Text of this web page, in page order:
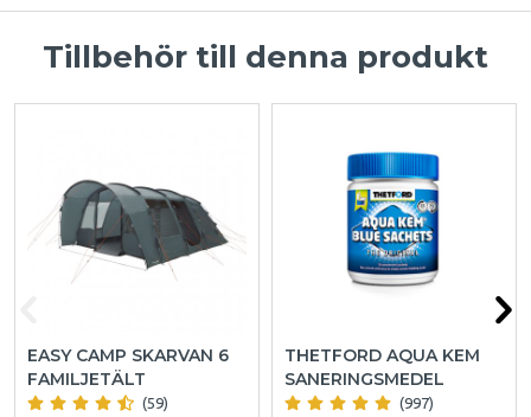
Tillbehör till denna produkt
EASY CAMP SKARVAN 6
FAMILJETÄLT
(59)
THETFORD AQUA KEM
SANERINGSMEDEL
(997)